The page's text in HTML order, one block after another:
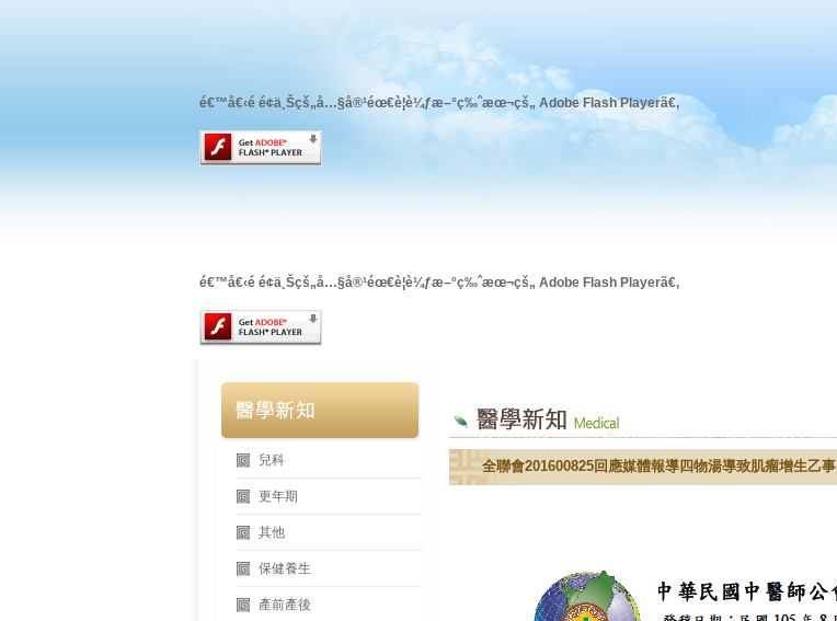
é€™å€‹é é¢ä¸Šçš„å…§å®¹éœ€è¦è¼ƒæ–°ç‰ˆæœ¬çš„ Adobe Flash Playerã€‚
é€™å€‹é é¢ä¸Šçš„å…§å®¹éœ€è¦è¼ƒæ–°ç‰ˆæœ¬çš„ Adobe Flash Playerã€‚
兒科
更年期
其他
保健養生
產前產後
全聯會201600825回應媒體報導四物湯導致肌瘤增生乙事